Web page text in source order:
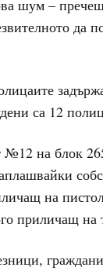
шум –
да
са 12
№12 на блок
на
приличащ на